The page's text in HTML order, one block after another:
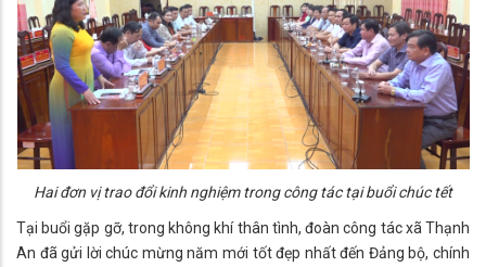
Hai đơn vị trao đổi kinh nghiệm trong công tác tại buổi chúc tết
Tại buổi gặp gỡ, trong không khí thân tình, đoàn công tác xã Thạnh
An đã gửi lời chúc mừng năm mới tốt đẹp nhất đến Đảng bộ, chính